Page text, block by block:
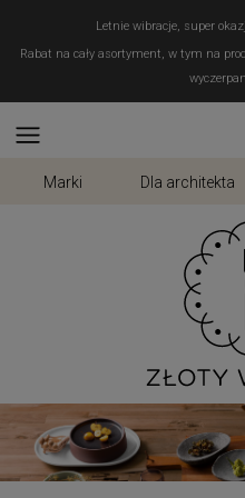
Letnie wibracje, super
Rabat na cały asortyment, w tym na
Marki Dla architekta